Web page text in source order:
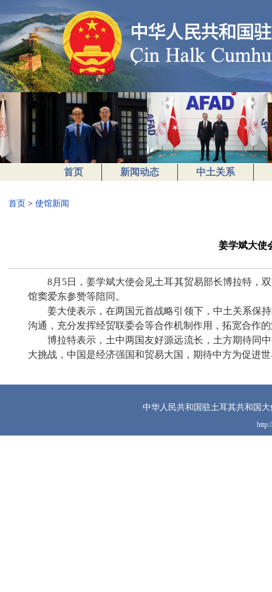
首页 新闻动态 中土关系
首页 > 使馆新闻
姜学斌大使
8月5日，姜学斌大使会见土耳其贸易部长博拉特，
馆窦爱东参赞等陪同。
姜大使表示，在两国元首战略引领下，中土关系保
沟通，充分发挥经贸联委会等合作机制作用，拓宽合作
博拉特表示，土中两国友好源远流长，土方期待同
大挑战，中国是经济强国和贸易大国，期待中方为促进
中华人民共和国驻土耳其共和国大